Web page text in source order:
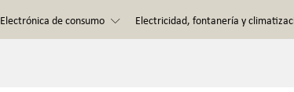
Electrónica de consumo Electricidad, fontanería y